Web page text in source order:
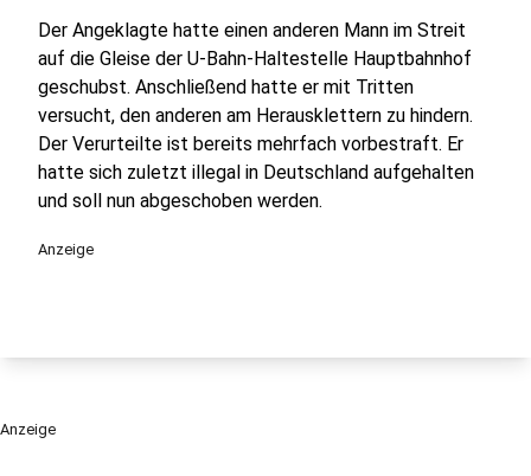
Der Angeklagte hatte einen anderen Mann im Streit
auf die Gleise der U-Bahn-Haltestelle Hauptbahnhof
geschubst. Anschließend hatte er mit Tritten
versucht, den anderen am Herausklettern zu hindern.
Der Verurteilte ist bereits mehrfach vorbestraft. Er
hatte sich zuletzt illegal in Deutschland aufgehalten
und soll nun abgeschoben werden.
Anzeige
Anzeige